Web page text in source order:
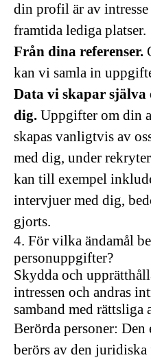
din profil är av
framtida lediga platser.
Från dina referenser.
kan vi samla in
Data vi skapar själva
dig. Uppgifter om din
skapas vanligtvis av
med dig, under
kan till exempel
intervjuer med dig,
gjorts.
4. För vilka ändamål
personuppgifter?
Skydda och
intressen och andras
samband med rättsliga
Berörda personer: Den
berörs av den juridiska